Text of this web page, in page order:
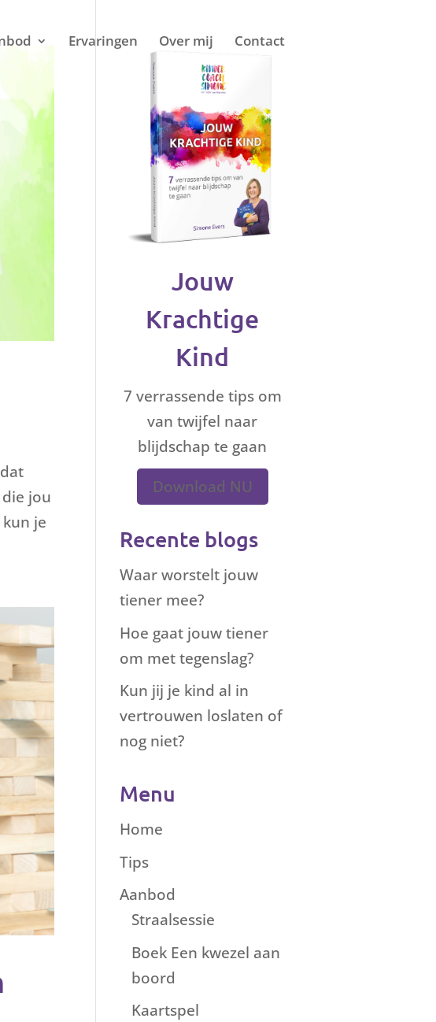
Ervaringen Over mij Contact
jou
je
Jouw
Krachtige
Kind
7 verrassende tips om
van twijfel naar
blijdschap te gaan
Download NU
Recente blogs
Waar worstelt jouw
tiener mee?
Hoe gaat jouw tiener
om met tegenslag?
Kun jij je kind al in
vertrouwen loslaten of
nog niet?
Menu
Home
Tips
Aanbod
Straalsessie
Boek Een kwezel aan
boord
Kaartspel